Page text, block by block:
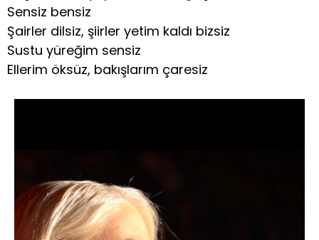
Sensiz bensiz
Şairler dilsiz, şiirler yetim kaldı bizsiz
Sustu yüreğim sensiz
Ellerim öksüz, bakışlarım çaresiz